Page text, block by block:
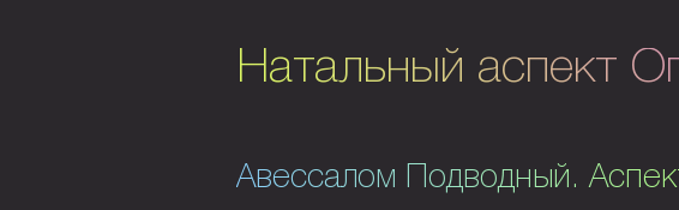
Натальный аспект
Авессалом Подводный.